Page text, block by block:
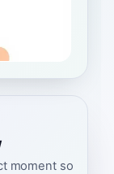
moment so